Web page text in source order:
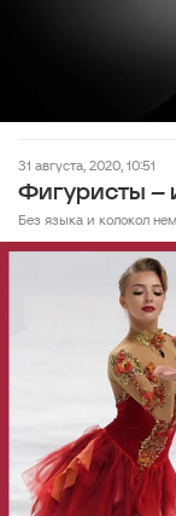
31 августа, 2020, 10:51
Фигуристы –
Без языка и колокол нем